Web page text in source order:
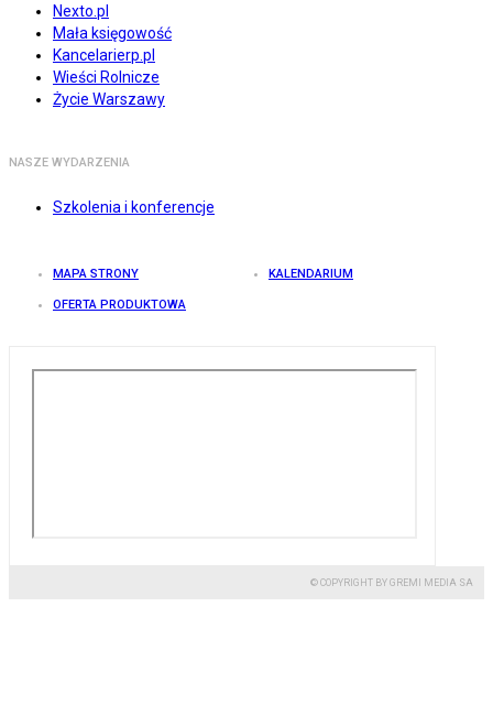
Nexto.pl
Mała księgowość
Kancelarierp.pl
Wieści Rolnicze
Życie Warszawy
NASZE WYDARZENIA
Szkolenia i konferencje
MAPA STRONY KALENDARIUM
OFERTA PRODUKTOWA
© COPYRIGHT BY GREMI MEDIA SA